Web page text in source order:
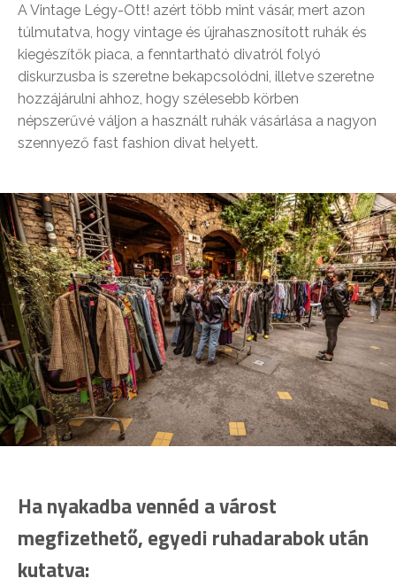
A Vintage Légy-Ott! azért több mint vásár, mert azon
túlmutatva, hogy vintage és újrahasznosított ruhák és
kiegészítők piaca, a fenntartható divatról folyó
diskurzusba is szeretne bekapcsolódni, illetve szeretne
hozzájárulni ahhoz, hogy szélesebb körben
népszerűvé váljon a használt ruhák vásárlása a nagyon
szennyező fast fashion divat helyett.
Ha nyakadba vennéd a várost
megfizethető, egyedi ruhadarabok után
kutatva: